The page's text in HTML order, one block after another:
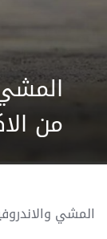
من
المشي